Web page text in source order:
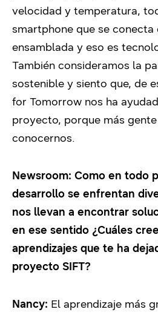
velocidad y temperatura,
smartphone que se conecta
ensamblada y eso es
También consideramos la
sostenible y siento que, de
for Tomorrow nos ha
proyecto, porque más
conocernos.
Newsroom: Como en todo
desarrollo se enfrentan
nos llevan a encontrar
en ese sentido ¿Cuáles
aprendizajes que te ha
proyecto SIFT?
Nancy: El aprendizaje más